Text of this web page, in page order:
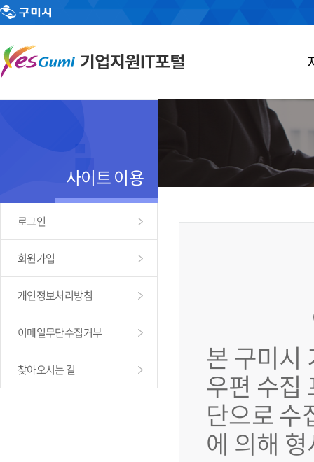
사이트 이용
로그인
회원가입
개인정보처리방침
이메일무단수집거부
찾아오시는 길 본 구미시
우편 수집
단으로 수
에 의해